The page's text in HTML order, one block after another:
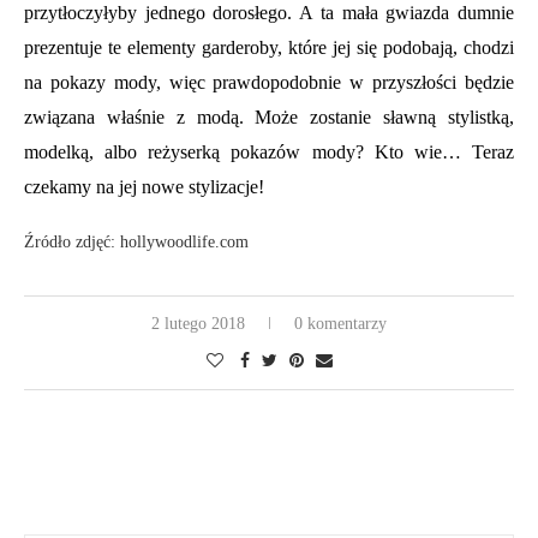
przytłoczyłyby jednego dorosłego. A ta mała gwiazda dumnie
prezentuje te elementy garderoby, które jej się podobają, chodzi
na pokazy mody, więc prawdopodobnie w przyszłości będzie
związana właśnie z modą. Może zostanie sławną stylistką,
modelką, albo reżyserką pokazów mody? Kto wie… Teraz
czekamy na jej nowe stylizacje!
Źródło zdjęć: hollywoodlife.com
2 lutego 2018 0 komentarzy